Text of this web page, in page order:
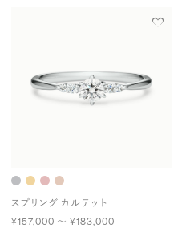
スプリング カルテット
¥157,000 〜 ¥183,000